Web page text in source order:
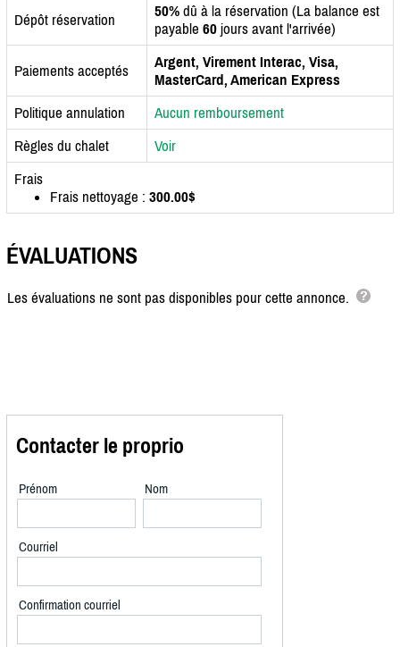
Dépôt réservation 50% dû à la réservation (La balance est
payable 60 jours avant l'arrivée)
Paiements acceptés
Argent, Virement Interac, Visa,
MasterCard, American Express
Politique annulation
Aucun remboursement
Règles du chalet
Voir
Frais
Frais nettoyage : 300.00$
ÉVALUATIONS
Les évaluations ne sont pas disponibles pour cette annonce.
Contacter le proprio
Prénom Nom
Courriel
Confirmation courriel